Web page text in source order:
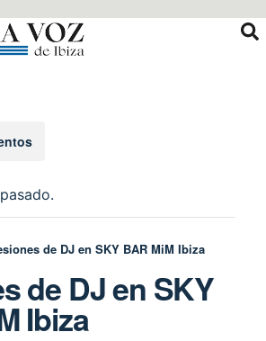
de DJ en SKY BAR MiM Ibiza
de DJ en SKY
Ibiza